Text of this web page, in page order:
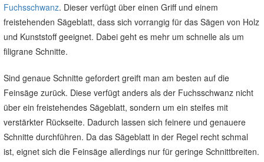
Fuchsschwanz. Dieser verfügt über einen Griff und einem
freistehenden Sägeblatt, dass sich vorrangig für das Sägen von Holz
und Kunststoff geeignet. Dabei geht es mehr um schnelle als um
filigrane Schnitte.
Sind genaue Schnitte gefordert greift man am besten auf die
Feinsäge zurück. Diese verfügt anders als der Fuchsschwanz nicht
über ein freistehendes Sägeblatt, sondern um ein steifes mit
verstärkter Rückseite. Dadurch lassen sich feinere und genauere
Schnitte durchführen. Da das Sägeblatt in der Regel recht schmal
ist, eignet sich die Feinsäge allerdings nur für geringe Schnittbreiten.